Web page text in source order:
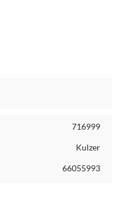
716999
Kulzer
66055993